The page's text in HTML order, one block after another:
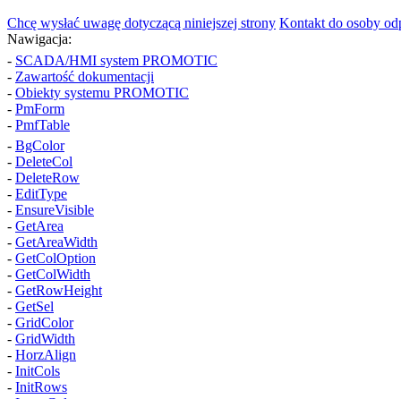
Chcę wysłać uwagę dotyczącą niniejszej strony Kontakt do osoby
Nawigacja:
- SCADA/HMI system PROMOTIC
- Zawartość dokumentacji
- Obiekty systemu PROMOTIC
- PmForm
- PmfTable
- BgColor
- DeleteCol
- DeleteRow
- EditType
- EnsureVisible
- GetArea
- GetAreaWidth
- GetColOption
- GetColWidth
- GetRowHeight
- GetSel
- GridColor
- GridWidth
- HorzAlign
- InitCols
- InitRows